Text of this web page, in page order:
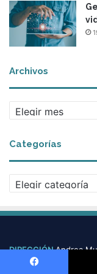
Archivos
r
h
i
v
Categorías
a
e
o
DIRECCIÓNAndrea
CONSEJO EDITORIAL